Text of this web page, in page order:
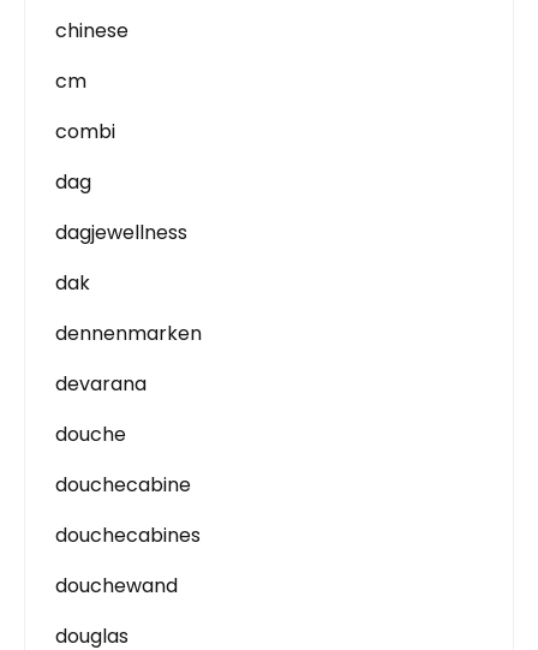
chinese
cm
combi
dag
dagjewellness
dak
dennenmarken
devarana
douche
douchecabine
douchecabines
douchewand
douglas